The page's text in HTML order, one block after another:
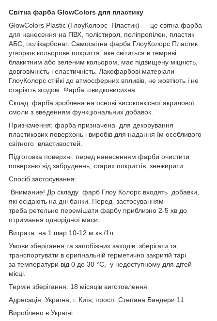
Світна фарба GlowColors для пластику
GlowColors Plastic (ГлоуКолорс Пластик) — це світна фарба
для нанесення на ПВХ, полістирол, поліпропілен, пластик
АБС, полікарбонат. Самосвітна фарба ГлоуКолорс Пластик
утворює кольорове покриття, яке світиться в темряві
блакитним або зеленим кольором, має підвищену міцність,
довговічність і еластичність. Лакофарбові матеріали
ГлоуКолорс стійкі до атмосферних впливів, не жовтіють і не
старіють згодом. Фарба швидковисихна.
Склад: фарба зроблена на основі високоякісної акрилової
смоли з введенням функціональних добавок.
Призначення: фарба призначена для декорування
пластикових поверхонь і виробів для надання їм особливого
світного властивостей.
Підготовка поверхні: перед нанесенням фарби очистити
поверхню від забруднень, старих покриттів, знежирити.
Спосіб застосування:
Внимание! До складу фарб Глоу Колорс входять добавки,
які осідають на дні банки. Перед застосуванням
треба ретельно перемішати фарбу приблизно 2-5 хв до
отримання однорідної маси.
Витрата: на 1 шар 10-12 м кв./1л.
Умови зберігання та запобіжних заходів: зберігати та
транспортувати в оригінальній герметично закритій тарі
за температури від 0 до 30 °C, у недоступному для дітей
місці.
Термін зберігання: 18 місяців виготовлення
Адресація: Україна, г. Київ, просп. Степана Бандери 11
Вироблено в Україні